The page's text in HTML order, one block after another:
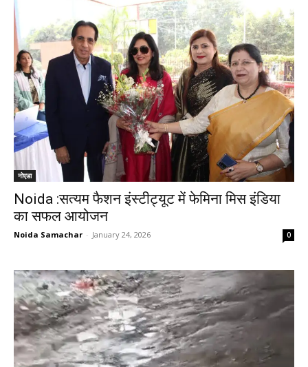
नोएडा
Noida :सत्यम फैशन इंस्टीट्यूट में फेमिना मिस इंडिया
का सफल आयोजन
Noida Samachar - January 24, 2026 0